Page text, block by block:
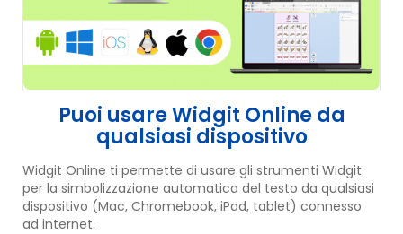
Puoi usare Widgit Online da
qualsiasi dispositivo
Widgit Online ti permette di usare gli strumenti Widgit
per la simbolizzazione automatica del testo da qualsiasi
dispositivo (Mac, Chromebook, iPad, tablet) connesso
ad internet.